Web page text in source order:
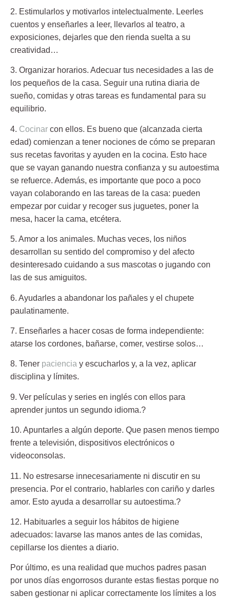
2. Estimularlos y motivarlos intelectualmente. Leerles
cuentos y enseñarles a leer, llevarlos al teatro, a
exposiciones, dejarles que den rienda suelta a su
creatividad…
3. Organizar horarios. Adecuar tus necesidades a las de
los pequeños de la casa. Seguir una rutina diaria de
sueño, comidas y otras tareas es fundamental para su
equilibrio.
4. Cocinar con ellos. Es bueno que (alcanzada cierta
edad) comienzan a tener nociones de cómo se preparan
sus recetas favoritas y ayuden en la cocina. Esto hace
que se vayan ganando nuestra confianza y su autoestima
se refuerce. Además, es importante que poco a poco
vayan colaborando en las tareas de la casa: pueden
empezar por cuidar y recoger sus juguetes, poner la
mesa, hacer la cama, etcétera.
5. Amor a los animales. Muchas veces, los niños
desarrollan su sentido del compromiso y del afecto
desinteresado cuidando a sus mascotas o jugando con
las de sus amiguitos.
6. Ayudarles a abandonar los pañales y el chupete
paulatinamente.
7. Enseñarles a hacer cosas de forma independiente:
atarse los cordones, bañarse, comer, vestirse solos…
8. Tener paciencia y escucharlos y, a la vez, aplicar
disciplina y límites.
9. Ver películas y series en inglés con ellos para
aprender juntos un segundo idioma.?
10. Apuntarles a algún deporte. Que pasen menos tiempo
frente a televisión, dispositivos electrónicos o
videoconsolas.
11. No estresarse innecesariamente ni discutir en su
presencia. Por el contrario, hablarles con cariño y darles
amor. Esto ayuda a desarrollar su autoestima.?
12. Habituarles a seguir los hábitos de higiene
adecuados: lavarse las manos antes de las comidas,
cepillarse los dientes a diario.
Por último, es una realidad que muchos padres pasan
por unos días engorrosos durante estas fiestas porque no
saben gestionar ni aplicar correctamente los límites a los